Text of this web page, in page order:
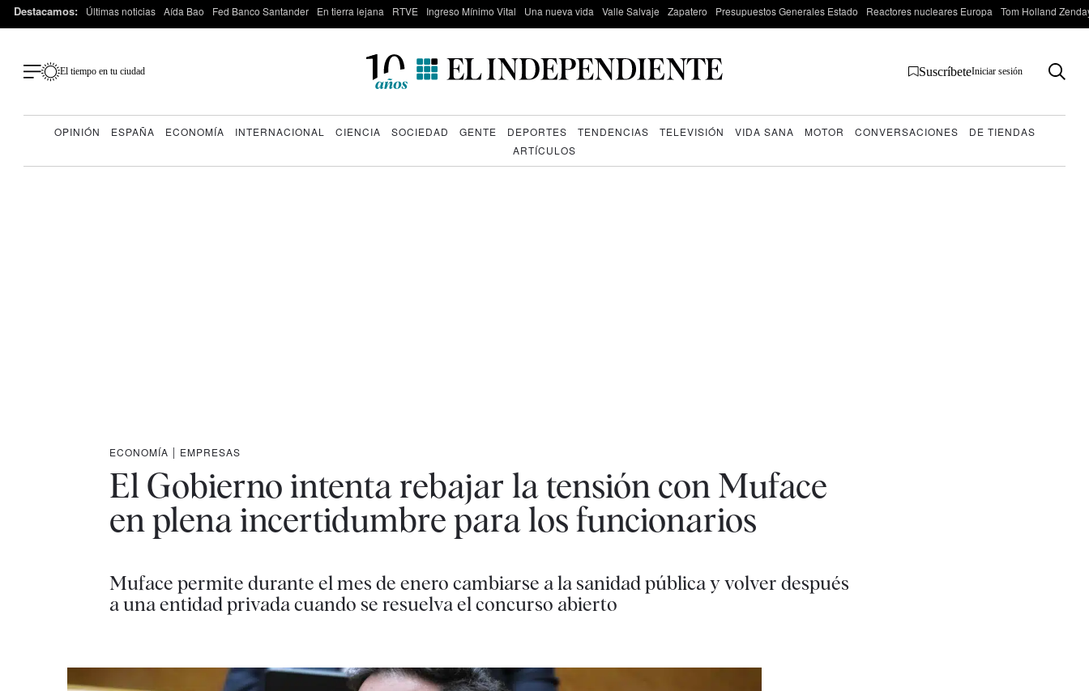
Destacamos: Últimas noticias Aída Bao Fed Banco Santander En tierra lejana RTVE Ingreso Mínimo Vital Una nueva vida Valle Salvaje Zapatero Presupuestos Generales Estado Reactores nucleares Europa Tom Holland
El tiempo en tu ciudad SuscríbeteIniciar sesión
OPINIÓN ESPAÑA ECONOMÍA INTERNACIONAL CIENCIA SOCIEDAD GENTE DEPORTES TENDENCIAS TELEVISIÓN VIDA SANA MOTOR CONVERSACIONES
DE TIENDAS
ARTÍCULOS
ECONOMÍA | EMPRESAS
El Gobierno intenta rebajar la tensión con Muface
en plena incertidumbre para los funcionarios
Muface permite durante el mes de enero cambiarse a la sanidad pública y volver después
a una entidad privada cuando se resuelva el concurso abierto